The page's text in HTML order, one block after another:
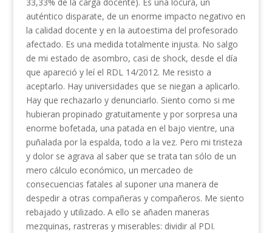
auténtico disparate, de un enorme impacto negativo en
la calidad docente y en la autoestima del profesorado
afectado. Es una medida totalmente injusta. No salgo
de mi estado de asombro, casi de shock, desde el día
que apareció y leí el RDL 14/2012. Me resisto a
aceptarlo. Hay universidades que se niegan a aplicarlo.
Hay que rechazarlo y denunciarlo. Siento como si me
hubieran propinado gratuitamente y por sorpresa una
enorme bofetada, una patada en el bajo vientre, una
puñalada por la espalda, todo a la vez. Pero mi tristeza
y dolor se agrava al saber que se trata tan sólo de un
mero cálculo económico, un mercadeo de
consecuencias fatales al suponer una manera de
despedir a otras compañeras y compañeros. Me siento
rebajado y utilizado. A ello se añaden maneras
mezquinas, rastreras y miserables: dividir al PDI.